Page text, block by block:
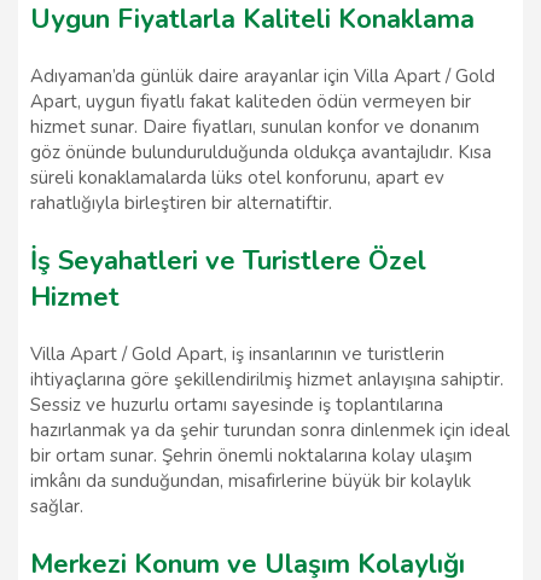
Uygun Fiyatlarla Kaliteli Konaklama
Adıyaman’da günlük daire arayanlar için Villa Apart / Gold
Apart, uygun fiyatlı fakat kaliteden ödün vermeyen bir
hizmet sunar. Daire fiyatları, sunulan konfor ve donanım
göz önünde bulundurulduğunda oldukça avantajlıdır. Kısa
süreli konaklamalarda lüks otel konforunu, apart ev
rahatlığıyla birleştiren bir alternatiftir.
İş Seyahatleri ve Turistlere Özel
Hizmet
Villa Apart / Gold Apart, iş insanlarının ve turistlerin
ihtiyaçlarına göre şekillendirilmiş hizmet anlayışına sahiptir.
Sessiz ve huzurlu ortamı sayesinde iş toplantılarına
hazırlanmak ya da şehir turundan sonra dinlenmek için ideal
bir ortam sunar. Şehrin önemli noktalarına kolay ulaşım
imkânı da sunduğundan, misafirlerine büyük bir kolaylık
sağlar.
Merkezi Konum ve Ulaşım Kolaylığı